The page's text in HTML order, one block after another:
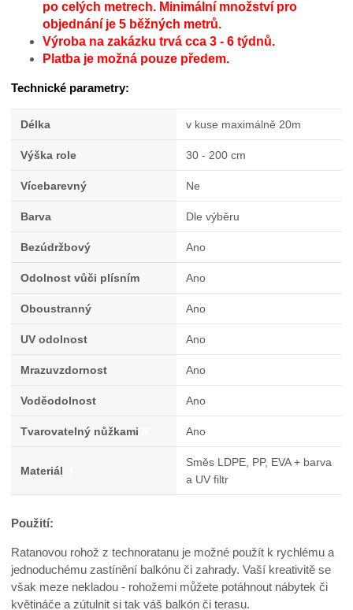
po celých metrech. Minimální množství pro
objednání je 5 běžných metrů.
Výroba na zakázku trvá cca 3 - 6 týdnů.
Platba je možná pouze předem.
Technické parametry:
Délka v kuse maximálně 20m
Výška role 30 - 200 cm
Vícebarevný Ne
Barva Dle výběru
Bezúdržbový Ano
Odolnost vůči plísním Ano
Oboustranný Ano
UV odolnost Ano
Mrazuvzdornost Ano
Voděodolnost Ano
Tvarovatelný nůžkami Ano
Materiál
Směs LDPE, PP, EVA + barva
a UV filtr
Použití:
Ratanovou rohož z technoratanu je možné použít k rychlému a
jednoduchému zastínění balkónu či zahrady. Vaší kreativitě se
však meze nekladou - rohožemi můžete potáhnout nábytek či
květináče a zútulnit si tak váš balkón či terasu.